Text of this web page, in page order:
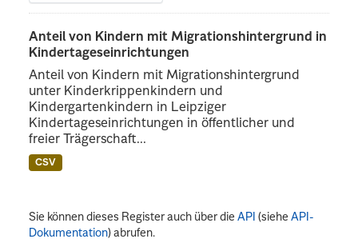
Anteil von Kindern mit Migrationshintergrund in
Kindertageseinrichtungen
Anteil von Kindern mit Migrationshintergrund
unter Kinderkrippenkindern und
Kindergartenkindern in Leipziger
Kindertageseinrichtungen in öffentlicher und
freier Trägerschaft...
CSV
Sie können dieses Register auch über dieAPI (sieheAPI-
Dokumentation) abrufen.